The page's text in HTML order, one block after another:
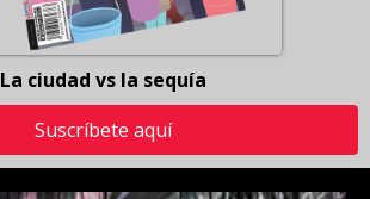
La ciudad vs la sequía
Suscríbete aquí